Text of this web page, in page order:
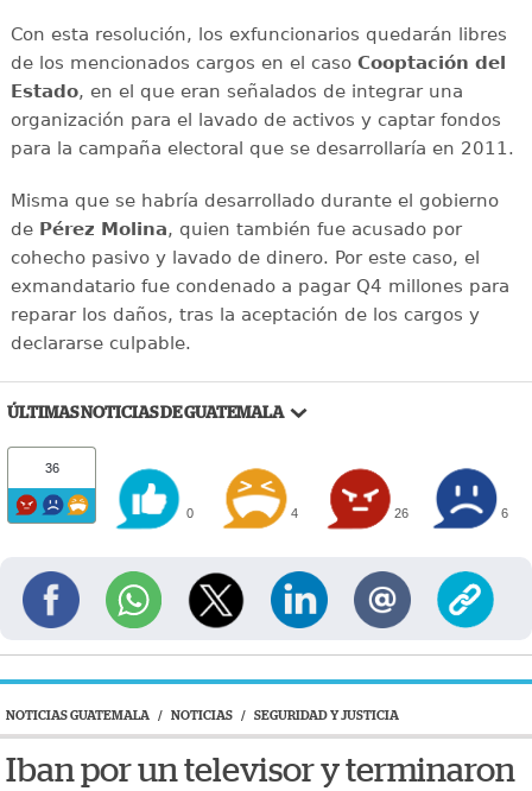
Con esta resolución, los exfuncionarios quedarán libres
de los mencionados cargos en el casoCooptación del
Estado, en el que eran señalados de integrar una
organización para el lavado de activos y captar fondos
para la campaña electoral que se desarrollaría en 2011.
Misma que se habría desarrollado durante el gobierno
de Pérez Molina, quien también fue acusado por
cohecho pasivo y lavado de dinero. Por este caso, el
exmandatario fue condenado a pagar Q4 millones para
reparar los daños, tras la aceptación de los cargos y
declararse culpable.
ÚLTIMAS NOTICIAS DE GUATEMALA
36
0 4 26 6
NOTICIAS GUATEMALA / NOTICIAS / SEGURIDAD Y JUSTICIA
Iban por un televisor y terminaron